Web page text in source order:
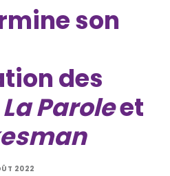
son
des
La Paroleet
2022